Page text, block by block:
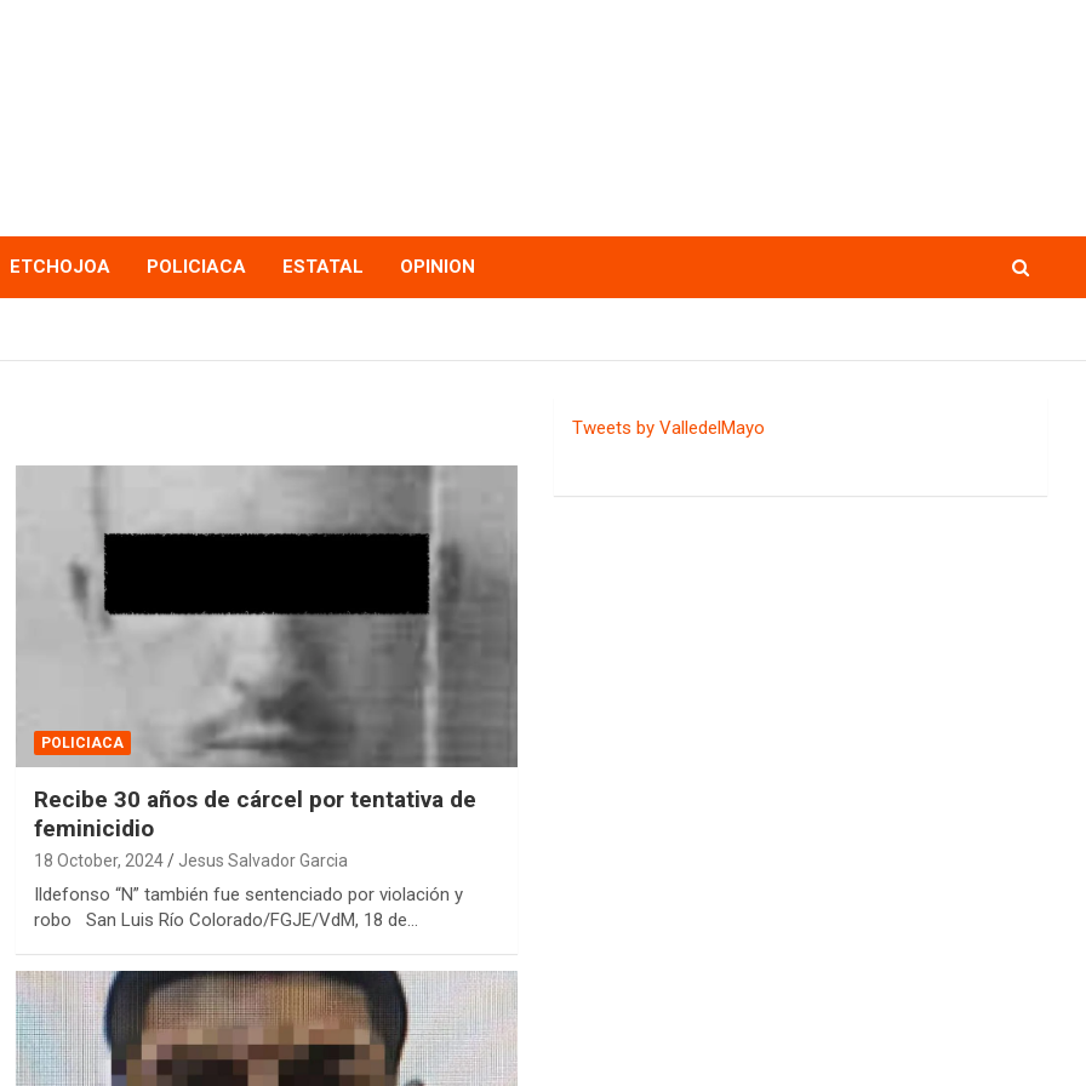
ETCHOJOA POLICIACA ESTATAL OPINION
POLICIACA
Recibe 30 años de cárcel por tentativa de
feminicidio
18 October, 2024 Jesus Salvador Garcia
Ildefonso “N” también fue sentenciado por violación y
robo San Luis Río Colorado/FGJE/VdM, 18 de…
Tweets by ValledelMayo